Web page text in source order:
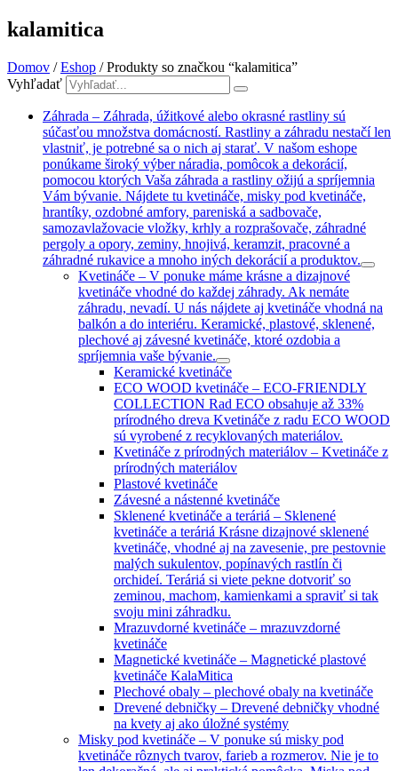
kalamitica
Domov /Eshop / Produkty so značkou “kalamitica”
Vyhľadať
Záhrada – Záhrada, úžitkové alebo okrasné rastliny sú
súčasťou množstva domácností. Rastliny a záhradu nestačí len
vlastniť, je potrebné sa o nich aj starať. V našom eshope
ponúkame široký výber náradia, pomôcok a dekorácií,
pomocou ktorých Vaša záhrada a rastliny ožijú a spríjemnia
Vám bývanie. Nájdete tu kvetináče, misky pod kvetináče,
hrantíky, ozdobné amfory, pareniská a sadbovače,
samozavlažovacie vložky, krhly a rozprašovače, záhradné
pergoly a opory, zeminy, hnojivá, keramzit, pracovné a
záhradné rukavice a mnoho iných dekorácií a produktov.
Kvetináče – V ponuke máme krásne a dizajnové
kvetináče vhodné do každej záhrady. Ak nemáte
záhradu, nevadí. U nás nájdete aj kvetináče vhodná na
balkón a do interiéru. Keramické, plastové, sklenené,
plechové aj závesné kvetináče, ktoré ozdobia a
spríjemnia vaše bývanie.
Keramické kvetináče
ECO WOOD kvetináče – ECO-FRIENDLY
COLLECTION Rad ECO obsahuje až 33%
prírodného dreva Kvetináče z radu ECO WOOD
sú vyrobené z recyklovaných materiálov.
Kvetináče z prírodných materiálov – Kvetináče z
prírodných materiálov
Plastové kvetináče
Závesné a nástenné kvetináče
Sklenené kvetináče a teráriá – Sklenené
kvetináče a teráriá Krásne dizajnové sklenené
kvetináče, vhodné aj na zavesenie, pre pestovnie
malých sukulentov, popínavých rastlín či
orchideí. Teráriá si viete pekne dotvoriť so
zeminou, machom, kamienkami a spraviť si tak
svoju mini záhradku.
Mrazuvdorné kvetináče – mrazuvzdorné
kvetináče
Magnetické kvetináče – Magnetické plastové
kvetináče KalaMitica
Plechové obaly – plechové obaly na kvetináče
Drevené debničky – Drevené debničky vhodné
na kvety aj ako úložné systémy
Misky pod kvetináče – V ponuke sú misky pod
kvetináče rôznych tvarov, farieb a rozmerov. Nie je to